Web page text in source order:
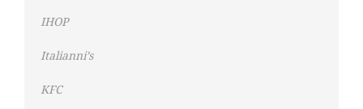
IHOP
Italianni’s
KFC